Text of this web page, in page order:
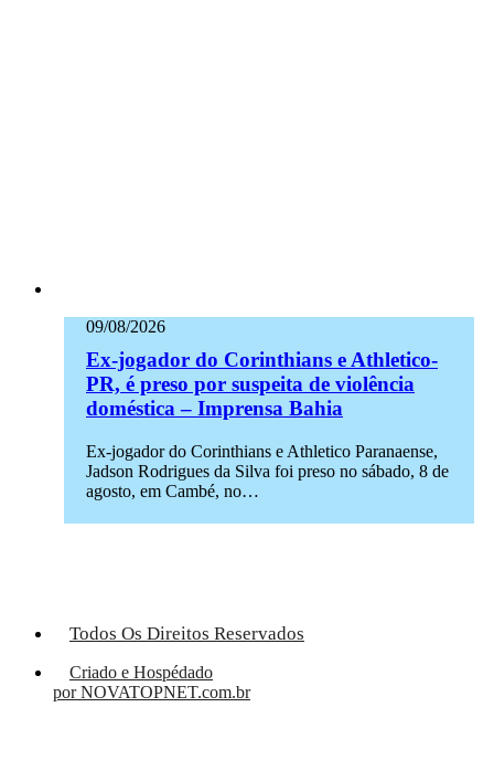
09/08/2026
Ex-jogador do Corinthians e Athletico-
PR, é preso por suspeita de violência
doméstica – Imprensa Bahia
Ex-jogador do Corinthians e Athletico Paranaense,
Jadson Rodrigues da Silva foi preso no sábado, 8 de
agosto, em Cambé, no…
Todos Os Direitos Reservados
Criado e Hospédado
por NOVATOPNET.com.br